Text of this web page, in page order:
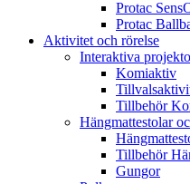
Protac
Protac
Aktivitet och rörelse
Interaktiva
Komiaktiv
Tillbehör
Hängmattestolar
Tillbehör
Gungor